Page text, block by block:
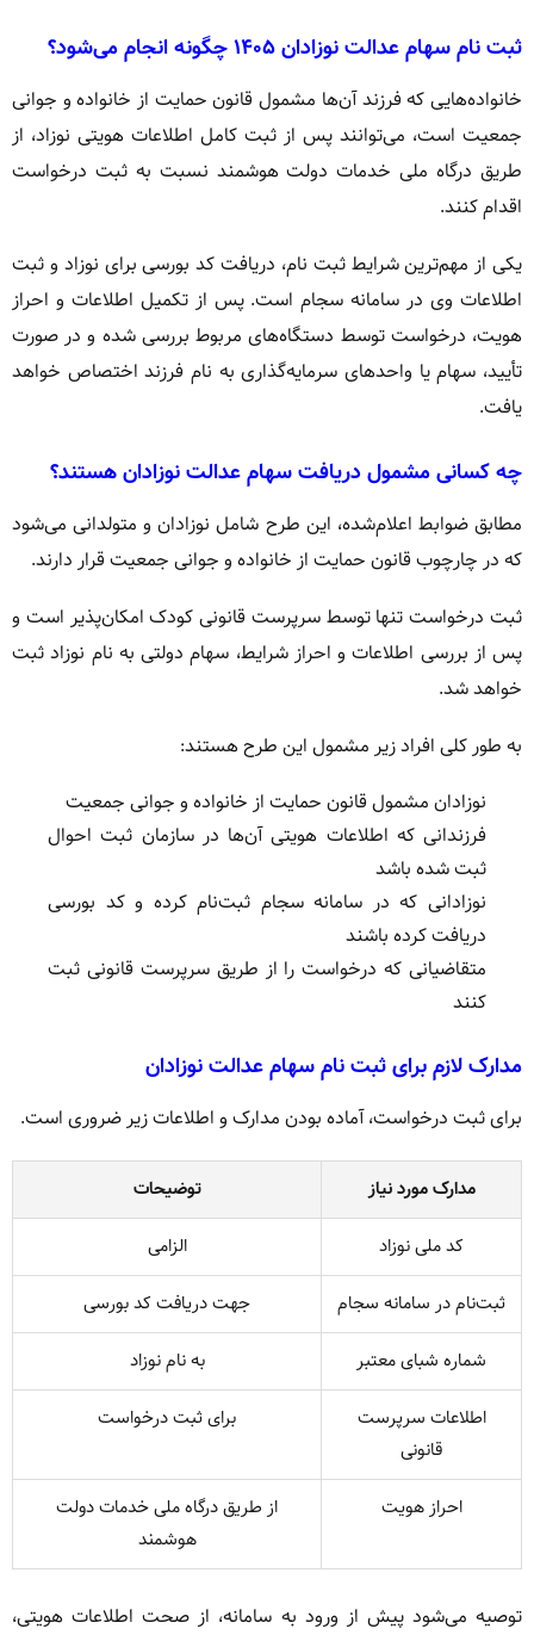
ثبت نام سهام عدالت نوزادان ۱۴۰۵ چگونه انجام می‌شود؟
خانواده‌هایی که فرزند آن‌ها مشمول قانون حمایت از خانواده و جوانی
جمعیت است، می‌توانند پس از ثبت کامل اطلاعات هویتی نوزاد، از
طریق درگاه ملی خدمات دولت هوشمند نسبت به ثبت درخواست
اقدام کنند.
یکی از مهم‌ترین شرایط ثبت نام، دریافت کد بورسی برای نوزاد و ثبت
اطلاعات وی در سامانه سجام است. پس از تکمیل اطلاعات و احراز
هویت، درخواست توسط دستگاه‌های مربوط بررسی شده و در صورت
تأیید، سهام یا واحدهای سرمایه‌گذاری به نام فرزند اختصاص خواهد
یافت.
چه کسانی مشمول دریافت سهام عدالت نوزادان هستند؟
مطابق ضوابط اعلام‌شده، این طرح شامل نوزادان و متولدانی می‌شود
که در چارچوب قانون حمایت از خانواده و جوانی جمعیت قرار دارند.
ثبت درخواست تنها توسط سرپرست قانونی کودک امکان‌پذیر است و
پس از بررسی اطلاعات و احراز شرایط، سهام دولتی به نام نوزاد ثبت
خواهد شد.
به طور کلی افراد زیر مشمول این طرح هستند:
نوزادان مشمول قانون حمایت از خانواده و جوانی جمعیت
فرزندانی که اطلاعات هویتی آن‌ها در سازمان ثبت احوال
ثبت شده باشد
نوزادانی که در سامانه سجام ثبت‌نام کرده و کد بورسی
دریافت کرده باشند
متقاضیانی که درخواست را از طریق سرپرست قانونی ثبت
کنند
مدارک لازم برای ثبت نام سهام عدالت نوزادان
برای ثبت درخواست، آماده بودن مدارک و اطلاعات زیر ضروری است.
مدارک مورد نیاز
توضیحات
کد ملی نوزاد
الزامی
ثبت‌نام در سامانه سجام
جهت دریافت کد بورسی
شماره شبای معتبر
به نام نوزاد
اطلاعات سرپرست
قانونی
برای ثبت درخواست
احراز هویت
از طریق درگاه ملی خدمات دولت
هوشمند
توصیه می‌شود پیش از ورود به سامانه، از صحت اطلاعات هویتی،